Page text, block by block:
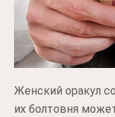
Женский оракул
их болтовня